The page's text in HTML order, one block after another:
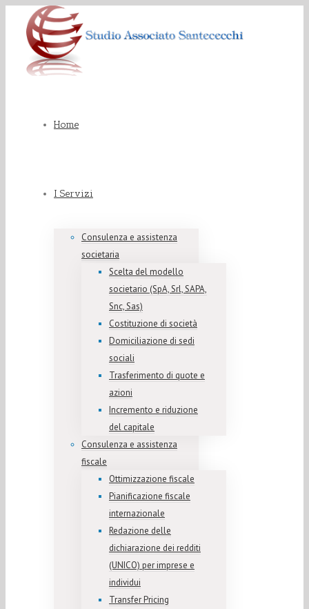
Home
I Servizi
Consulenza e assistenza
societaria
Scelta del modello
societario (SpA, Srl, SAPA,
Snc, Sas)
Costituzione di società
Domiciliazione di sedi
sociali
Trasferimento di quote e
azioni
Incremento e riduzione
del capitale
Consulenza e assistenza
fiscale
Ottimizzazione fiscale
Pianificazione fiscale
internazionale
Redazione delle
dichiarazione dei redditi
(UNICO) per imprese e
individui
Transfer Pricing